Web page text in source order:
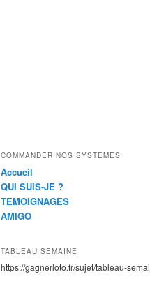
COMMANDER NOS SYSTEMES
Accueil
QUI SUIS-JE ?
TEMOIGNAGES
AMIGO
TABLEAU SEMAINE
https://gagnerloto.fr/sujet/tableau-